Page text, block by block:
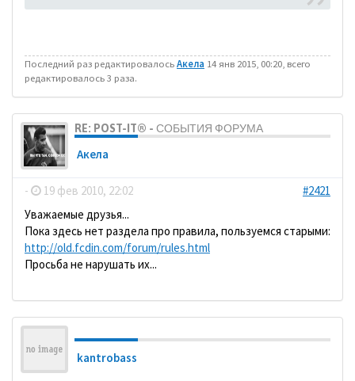
Последний раз редактировалосьАкела 14 янв 2015, 00:20, всего
редактировалось 3 раза.
RE: POST-IT® - СОБЫТИЯ ФОРУМА
Акела
- 19 фев 2010, 22:02
#2421
Уважаемые друзья...
Пока здесь нет раздела про правила, пользуемся старыми:
http://old.fcdin.com/forum/rules.html
Просьба не нарушать их...
kantrobass